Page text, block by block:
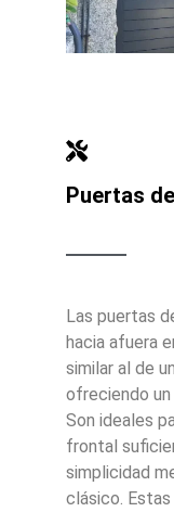
Puertas
Las puertas
hacia afuera
similar al de
ofreciendo un
Son ideales
frontal
simplicidad
clásico.